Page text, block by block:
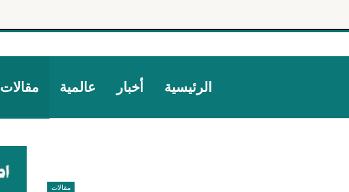
الرئيسية أخبار عالمية مقالات
مقالات